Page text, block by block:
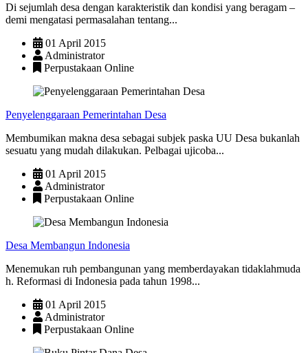
Di sejumlah desa dengan karakteristik dan kondisi yang beragam –
demi mengatasi permasalahan tentang...
01 April 2015
Administrator
Perpustakaan Online
Penyelenggaraan Pemerintahan Desa
Membumikan makna desa sebagai subjek paska UU Desa bukanlah
sesuatu yang mudah dilakukan. Pelbagai ujicoba...
01 April 2015
Administrator
Perpustakaan Online
Desa Membangun Indonesia
Menemukan ruh pembangunan yang memberdayakan tidaklahmuda
h. Reformasi di Indonesia pada tahun 1998...
01 April 2015
Administrator
Perpustakaan Online